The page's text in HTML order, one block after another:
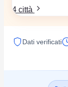
4 città
Dati verificati